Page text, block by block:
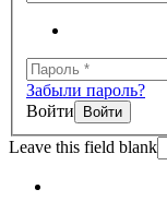
Забыли пароль?
Войти
Leave this field blank